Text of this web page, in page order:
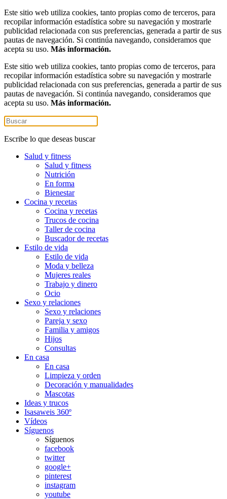
Este sitio web utiliza cookies, tanto propias como de terceros, para
recopilar información estadística sobre su navegación y mostrarle
publicidad relacionada con sus preferencias, generada a partir de sus
pautas de navegación. Si continúa navegando, consideramos que
acepta su uso. Más información.
Este sitio web utiliza cookies, tanto propias como de terceros, para
recopilar información estadística sobre su navegación y mostrarle
publicidad relacionada con sus preferencias, generada a partir de sus
pautas de navegación. Si continúa navegando, consideramos que
acepta su uso. Más información.
Escribe lo que deseas buscar
Salud y fitness
Salud y fitness
Nutrición
En forma
Bienestar
Cocina y recetas
Cocina y recetas
Trucos de cocina
Taller de cocina
Buscador de recetas
Estilo de vida
Estilo de vida
Moda y belleza
Mujeres reales
Trabajo y dinero
Ocio
Sexo y relaciones
Sexo y relaciones
Pareja y sexo
Familia y amigos
Hijos
Consultas
En casa
En casa
Limpieza y orden
Decoración y manualidades
Mascotas
Ideas y trucos
Isasaweis 360º
Vídeos
Síguenos
Síguenos
facebook
twitter
google+
pinterest
instagram
youtube